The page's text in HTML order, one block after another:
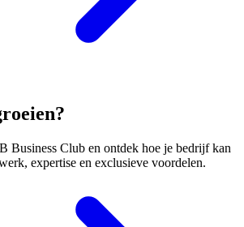
Business Club en ontdek hoe je bedrijf kan
expertise en exclusieve voordelen.